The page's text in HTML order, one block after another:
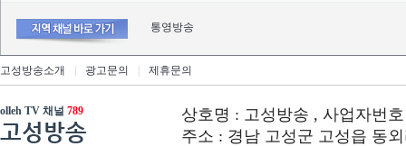
통영방송
고성방송소개 광고문의 제휴문의
olleh TV 채널 789
고성방송
상호명 : 고성방송 , 사업자번호
주소 : 경남 고성군 고성읍 동외